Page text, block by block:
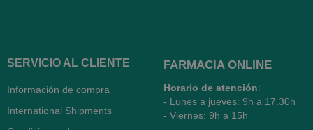
SERVICIO AL CLIENTE
Información de compra
International Shipments
FARMACIA ONLINE
Horario de atención:
- Lunes a jueves: 9h a 17.30h
- Viernes: 9h a 15h